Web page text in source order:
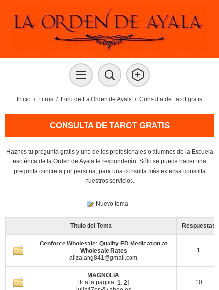
Inicio / Foros / Foro de La Orden de Ayala / Consulta de Tarot gratis
CONSULTA DE TAROT GRATIS
Haznos tu pregunta gratis y uno de los profesionales o alumnos de la Escuela
esotérica de la Orden de Ayala te responderán. Sólo se puede hacer una
pregunta concreta por persona, para una consulta más extensa consulta
nuestros servicios.
Nuevo tema
Titulo del Tema Respuestas
Cenforce Wholesale: Quality ED Medication at
Wholesale Rates
alizalang841@gmail.com
1
MAGNOLIA
[Ir a la pagina:1,2]
10